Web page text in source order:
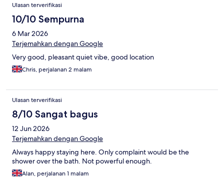
Ulasan terverifikasi
10/10 Sempurna
6 Mar 2026
Terjemahkan dengan Google
Very good, pleasant quiet vibe, good location
Chris, perjalanan 2 malam
Ulasan terverifikasi
8/10 Sangat bagus
12 Jun 2026
Terjemahkan dengan Google
Always happy staying here. Only complaint would be the
shower over the bath. Not powerful enough.
Alan, perjalanan 1 malam